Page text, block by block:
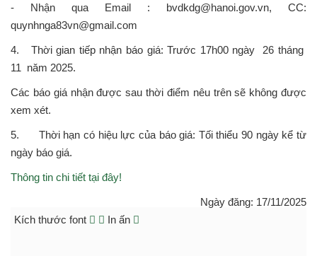
- Nhận qua Email : bvdkdg@hanoi.gov.vn, CC:
quynhnga83vn@gmail.com
4. Thời gian tiếp nhận báo giá: Trước 17h00 ngày 26 tháng
11 năm 2025.
Các báo giá nhận được sau thời điểm nêu trên sẽ không được
xem xét.
5. Thời hạn có hiệu lực của báo giá: Tối thiểu 90 ngày kể từ
ngày báo giá.
Thông tin chi tiết tại đây!
Ngày đăng: 17/11/2025
Kích thước font
In ấn